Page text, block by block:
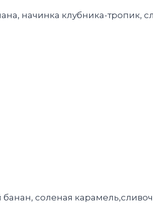
начинка клубника-тропик,
соленая